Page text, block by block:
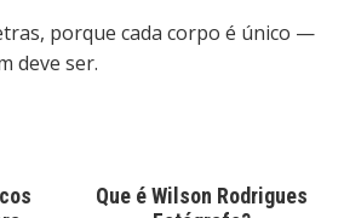
porque cada corpo é único —
deve ser.
Que é Wilson Rodrigues